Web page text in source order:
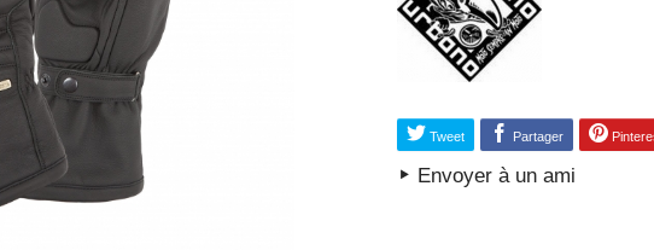
Tweet Partager
Envoyer à un ami